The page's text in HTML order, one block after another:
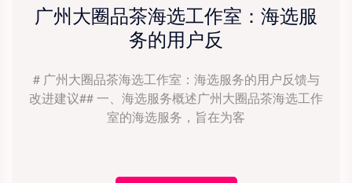
广州大圈品茶海选工作室：海选服
务的用户反
# 广州大圈品茶海选工作室：海选服务的用户反馈与
改进建议## 一、海选服务概述广州大圈品茶海选工作
室的海选服务，旨在为客